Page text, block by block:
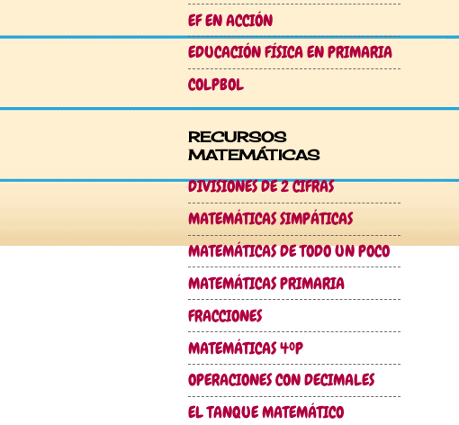
EF EN ACCIÓN
EDUCACIÓN FÍSICA EN PRIMARIA
COLPBOL
RECURSOS
MATEMÁTICAS
DIVISIONES DE 2 CIFRAS
MATEMÁTICAS SIMPÁTICAS
MATEMÁTICAS DE TODO UN POCO
MATEMÁTICAS PRIMARIA
FRACCIONES
MATEMÁTICAS 4ºP
OPERACIONES CON DECIMALES
EL TANQUE MATEMÁTICO